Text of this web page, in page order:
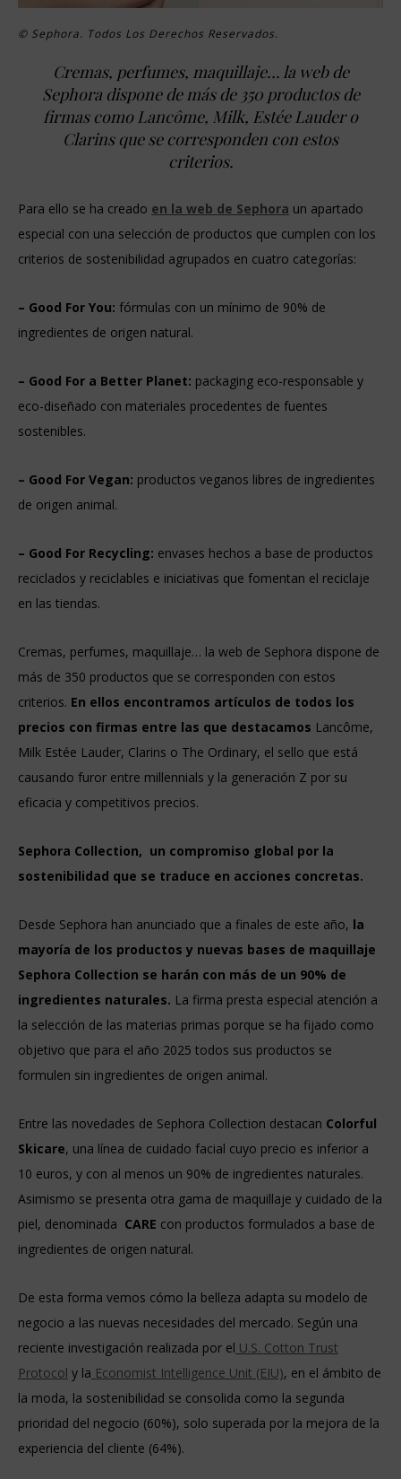
© Sephora. Todos Los Derechos Reservados.
Cremas, perfumes, maquillaje… la web de
Sephora dispone de más de 350 productos de
firmas como Lancôme, Milk, Estée Lauder o
Clarins que se corresponden con estos
criterios.
Para ello se ha creado en la web de Sephora un apartado
especial con una selección de productos que cumplen con los
criterios de sostenibilidad agrupados en cuatro categorías:
– Good For You: fórmulas con un mínimo de 90% de
ingredientes de origen natural.
– Good For a Better Planet: packaging eco-responsable y
eco-diseñado con materiales procedentes de fuentes
sostenibles.
– Good For Vegan: productos veganos libres de ingredientes
de origen animal.
– Good For Recycling: envases hechos a base de productos
reciclados y reciclables e iniciativas que fomentan el reciclaje
en las tiendas.
Cremas, perfumes, maquillaje… la web de Sephora dispone de
más de 350 productos que se corresponden con estos
criterios. En ellos encontramos artículos de todos los
precios con firmas entre las que destacamos Lancôme,
Milk Estée Lauder, Clarins o The Ordinary, el sello que está
causando furor entre millennials y la generación Z por su
eficacia y competitivos precios.
Sephora Collection, un compromiso global por la
sostenibilidad que se traduce en acciones concretas.
Desde Sephora han anunciado que a finales de este año, la
mayoría de los productos y nuevas bases de maquillaje
Sephora Collection se harán con más de un 90% de
ingredientes naturales. La firma presta especial atención a
la selección de las materias primas porque se ha fijado como
objetivo que para el año 2025 todos sus productos se
formulen sin ingredientes de origen animal.
Entre las novedades de Sephora Collection destacan Colorful
Skicare, una línea de cuidado facial cuyo precio es inferior a
10 euros, y con al menos un 90% de ingredientes naturales.
Asimismo se presenta otra gama de maquillaje y cuidado de la
piel, denominada CARE con productos formulados a base de
ingredientes de origen natural.
De esta forma vemos cómo la belleza adapta su modelo de
negocio a las nuevas necesidades del mercado. Según una
reciente investigación realizada por el U.S. Cotton Trust
Protocol y la Economist Intelligence Unit (EIU), en el ámbito de
la moda, la sostenibilidad se consolida como la segunda
prioridad del negocio (60%), solo superada por la mejora de la
experiencia del cliente (64%).